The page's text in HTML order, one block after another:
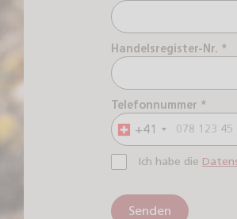
Handelsregister-Nr. *
Telefonnummer *
+41
Ich habe die
Senden